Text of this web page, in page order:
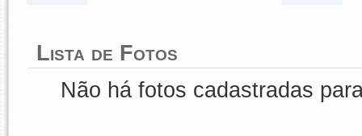
Lista de Fotos
Não há fotos cadastradas